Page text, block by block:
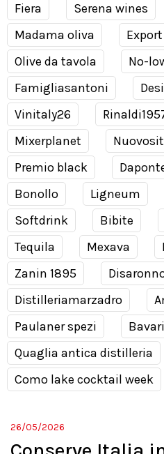
Fiera
Serena wines
Madama oliva
Olive da tavola
No-
Famigliasantoni
Vinitaly26
Mixerplanet
Premio black
Bonollo
Ligneum
Softdrink
Bibite
Tequila
Mexava
Zanin 1895
Distilleriamarzadro
Paulaner spezi
Quaglia antica distilleria
Como lake cocktail week
26/05/2026